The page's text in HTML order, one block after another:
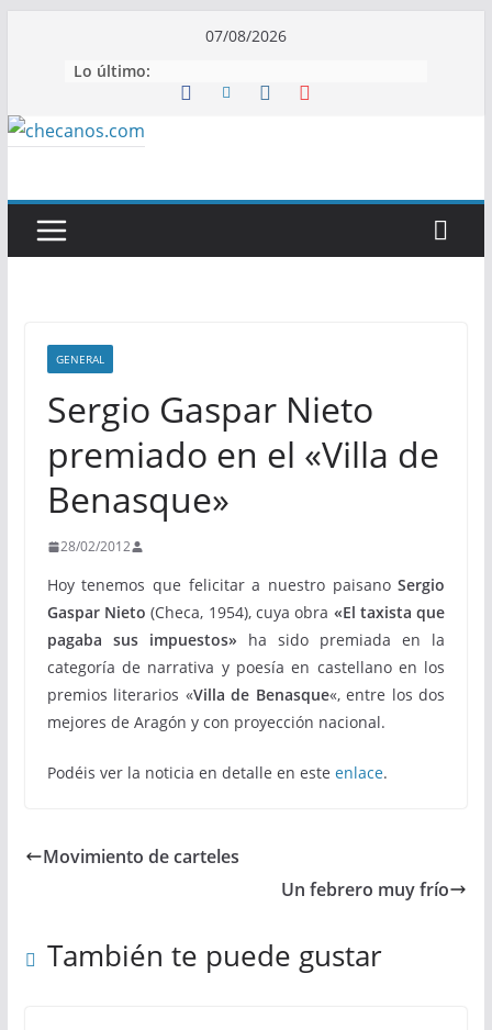
07/08/2026
Lo último:
GENERAL
Sergio Gaspar Nieto
premiado en el «Villa de
Benasque»
28/02/2012
Hoy tenemos que felicitar a nuestro paisanoSergio
Gaspar Nieto (Checa, 1954), cuya obra «El taxista que
pagaba sus impuestos» ha sido premiada en la
categoría de narrativa y poesía en castellano en los
premios literarios «Villa de Benasque«, entre los dos
mejores de Aragón y con proyección nacional.
Podéis ver la noticia en detalle en este enlace.
Movimiento de carteles
Un febrero muy frío
También te puede gustar